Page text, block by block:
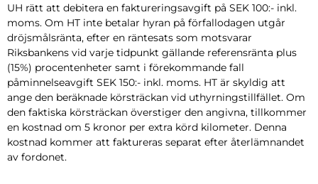
UH rätt att debitera en faktureringsavgift på SEK 100:- inkl.
moms. Om HT inte betalar hyran på förfallodagen utgår
dröjsmålsränta, efter en räntesats som motsvarar
Riksbankens vid varje tidpunkt gällande referensränta plus
(15%) procentenheter samt i förekommande fall
påminnelseavgift SEK 150:- inkl. moms. HT är skyldig att
ange den beräknade körsträckan vid uthyrningstillfället. Om
den faktiska körsträckan överstiger den angivna, tillkommer
en kostnad om 5 kronor per extra körd kilometer. Denna
kostnad kommer att faktureras separat efter återlämnandet
av fordonet.